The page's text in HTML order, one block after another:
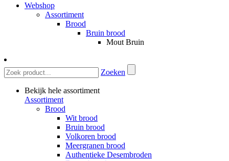
Webshop
Assortiment
Brood
Bruin brood
Mout Bruin
Zoeken
Bekijk hele assortiment
Assortiment
Brood
Wit brood
Bruin brood
Volkoren brood
Meergranen brood
Authentieke Desembroden